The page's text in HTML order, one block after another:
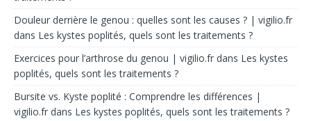
Douleur derrière le genou : quelles sont les causes ? | vigilio.fr
dans Les kystes poplités, quels sont les traitements ?
Exercices pour l’arthrose du genou | vigilio.fr dans Les kystes
poplités, quels sont les traitements ?
Bursite vs. Kyste poplité : Comprendre les différences |
vigilio.fr dans Les kystes poplités, quels sont les traitements ?